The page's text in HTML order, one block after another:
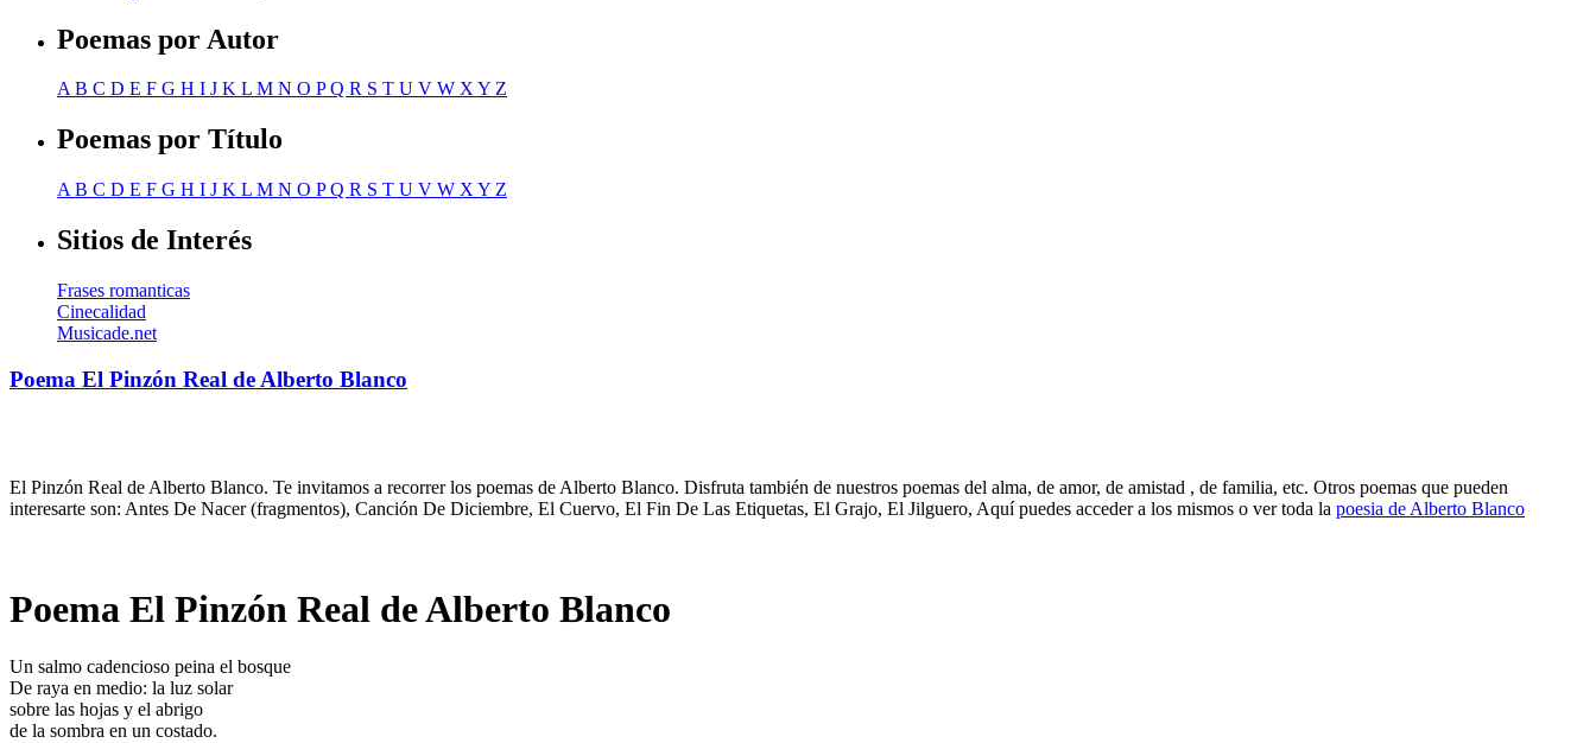
Poemas por Autor
AB C D E F G H I J K L M N O PQ R S T U V W XY Z
Poemas por Título
A B C D E F G H I J K L M N O PQ R S T U V W X Y Z
Sitios de Interés
Frases romanticas
Cinecalidad
Musicade.net
Poema El Pinzón Real de Alberto Blanco
El Pinzón Real de Alberto Blanco. Te invitamos a recorrer los poemas de Alberto Blanco. Disfruta también de nuestros poemas del alma, de amor, de amistad , de familia, etc. Otros poemas que pueden
interesarte son: Antes De Nacer (fragmentos), Canción De Diciembre, El Cuervo, El Fin De Las Etiquetas, El Grajo, El Jilguero, Aquí puedes acceder a los mismos o ver toda la poesia de Alberto Blanco
Poema El Pinzón Real de Alberto Blanco
Un salmo cadencioso peina el bosque
De raya en medio: la luz solar
sobre las hojas y el abrigo
de la sombra en un costado.